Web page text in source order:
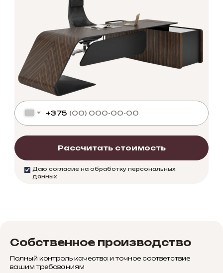
Даю согласие на обработку персональных
данных
+375
Рассчитать стоимость
Собственное производство
Полный контроль качества и точное соответствие
вашим требованиям